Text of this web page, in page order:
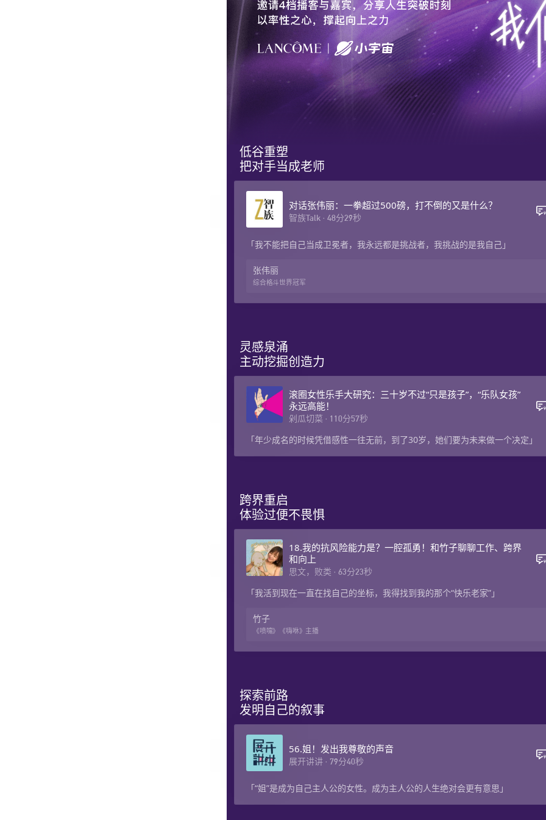
低谷重塑
把对手当成老师
对话张伟丽：一拳超过500磅，打不倒的又是什么？
智族Talk · 48分29秒
「我不能把自己当成卫冕者，我永远都是挑战者，我挑战的是我自己」
张伟丽
综合格斗世界冠军
灵感泉涌
主动挖掘创造力
滚圈女性乐手大研究：三十岁不过“只是孩子”，“乐队女孩”
永远高能！
剁瓜切菜 · 110分57秒
「年少成名的时候凭借感性一往无前，到了30岁，她们要为未来做一个决定」
跨界重启
体验过便不畏惧
18.我的抗风险能力是？一腔孤勇！和竹子聊聊工作、跨界
和向上
思文，败类 · 63分23秒
「我活到现在一直在找自己的坐标，我得找到我的那个“快乐老家”」
竹子
《喷嚏》《嗨咻》主播
探索前路
发明自己的叙事
56.姐！发出我尊敬的声音
展开讲讲 · 79分40秒
「“姐”是成为自己主人公的女性。成为主人公的人生绝对会更有意思」